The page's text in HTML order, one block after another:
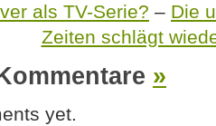
als TV-Serie? – Die
Zeiten schlägt
»
yet.